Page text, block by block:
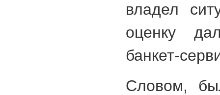
владел
оценку
банкет-
Словом,